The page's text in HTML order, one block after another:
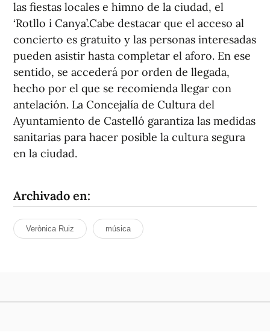
las fiestas locales e himno de la ciudad, el
‘Rotllo i Canya’.Cabe destacar que el acceso al
concierto es gratuito y las personas interesadas
pueden asistir hasta completar el aforo. En ese
sentido, se accederá por orden de llegada,
hecho por el que se recomienda llegar con
antelación. La Concejalía de Cultura del
Ayuntamiento de Castelló garantiza las medidas
sanitarias para hacer posible la cultura segura
en la ciudad.
Archivado en:
Verònica Ruiz música